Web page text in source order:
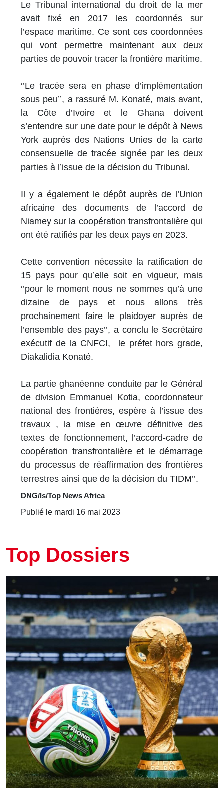
Le Tribunal international du droit de la mer
avait fixé en 2017 les coordonnés sur
l’espace maritime. Ce sont ces coordonnées
qui vont permettre maintenant aux deux
parties de pouvoir tracer la frontière maritime.
‘’Le tracée sera en phase d’implémentation
sous peu’’, a rassuré M. Konaté, mais avant,
la Côte d’Ivoire et le Ghana doivent
s’entendre sur une date pour le dépôt à News
York auprès des Nations Unies de la carte
consensuelle de tracée signée par les deux
parties à l’issue de la décision du Tribunal.
Il y a également le dépôt auprès de l’Union
africaine des documents de l’accord de
Niamey sur la coopération transfrontalière qui
ont été ratifiés par les deux pays en 2023.
Cette convention nécessite la ratification de
15 pays pour qu’elle soit en vigueur, mais
‘’pour le moment nous ne sommes qu’à une
dizaine de pays et nous allons très
prochainement faire le plaidoyer auprès de
l’ensemble des pays’’, a conclu le Secrétaire
exécutif de la CNFCI, le préfet hors grade,
Diakalidia Konaté.
La partie ghanéenne conduite par le Général
de division Emmanuel Kotia, coordonnateur
national des frontières, espère à l’issue des
travaux , la mise en œuvre définitive des
textes de fonctionnement, l’accord-cadre de
coopération transfrontalière et le démarrage
du processus de réaffirmation des frontières
terrestres ainsi que de la décision du TIDM’’.
DNG/ls/Top News Africa
Publié le mardi 16 mai 2023
Top Dossiers